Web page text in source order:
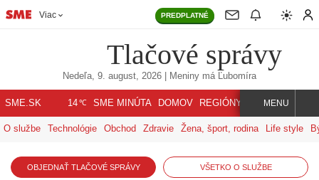
Viac PREDPLATNÉ
Tlačové správy
Nedeľa, 9. august, 2026 | Meniny má Ľubomíra
SME.SK 14℃ SME MINÚTA DOMOV REGIÓNY INDEX SVET
MENU
O službe Technológie Obchod Zdravie Žena, šport, rodina Life style
OBJEDNAŤ TLAČOVÉ SPRÁVY VŠETKO O SLUŽBE